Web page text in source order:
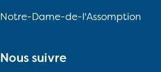
Notre-Dame-de-l'Assomption
Nous suivre